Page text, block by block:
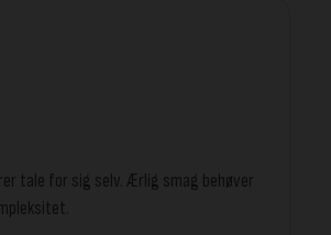
tale for sig selv. Ærlig smag behøver